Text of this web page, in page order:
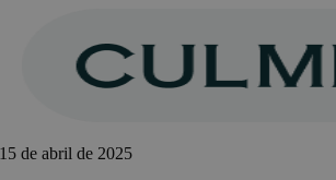
15 de abril de 2025